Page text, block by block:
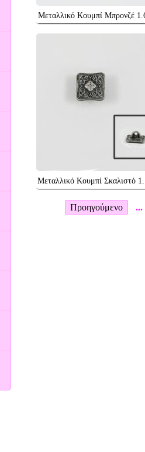
Μεταλλικό Κουμπί Μπρονζέ
Μεταλλικό Κουμπί Σκαλιστό
Προηγούμενο ...